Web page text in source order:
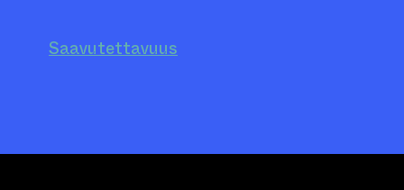
Saavutettavuus